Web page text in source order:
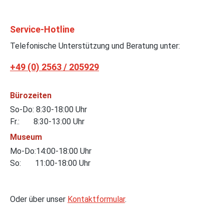
Service-Hotline
Telefonische Unterstützung und Beratung unter:
+49 (0) 2563 / 205929
Bürozeiten
So-Do: 8:30-18:00 Uhr
Fr.: 8:30-13:00 Uhr
Museum
Mo-Do:14:00-18:00 Uhr
So: 11:00-18:00 Uhr
Oder über unser Kontaktformular.